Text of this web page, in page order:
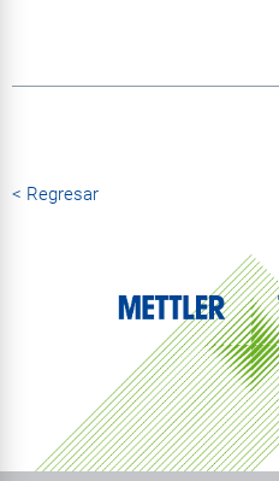
< Regresar